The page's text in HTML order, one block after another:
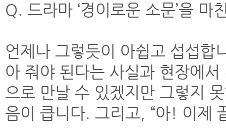
Q. 드라마 ‘경이로운 소문’을 마
언제나 그렇듯이 아쉽고 섭섭합
아 줘야 된다는 사실과 현장에
으로 만날 수 있겠지만 그렇지
음이 큽니다. 그리고, “아! 이제